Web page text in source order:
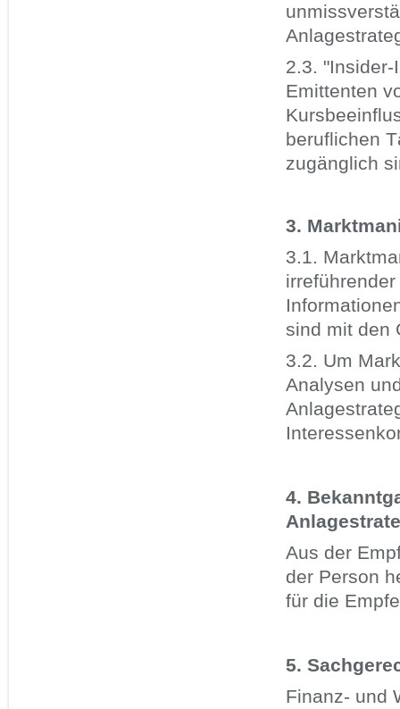
2.3.
Emittenten
beruflichen
zugänglich
3.
3.1.
sind mit den
3.2. Um
Analysen
4.
Aus der
der Person
für die
5.
Finanz- und